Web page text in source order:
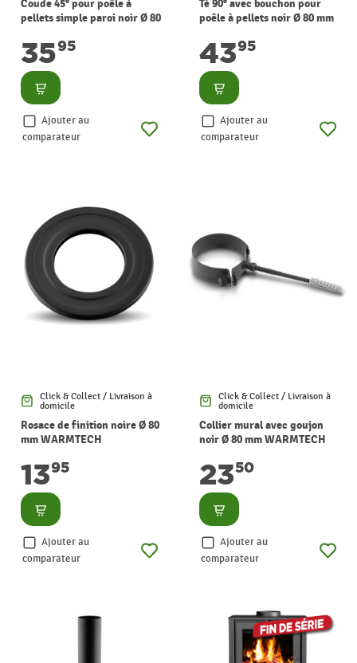
Coude 45° pour poêle à
pellets simple paroi noir Ø 80
3595
Consulter
Ajouter au
comparateur
Té 90° avec bouchon pour
poêle à pellets noir Ø 80 mm
4395
Consulter
Ajouter au
comparateur
Click & Collect / Livraison à
domicile
Rosace de finition noire Ø 80
mm WARMTECH
1395
Consulter
Ajouter au
comparateur
Click & Collect / Livraison à
domicile
Collier mural avec goujon
noir Ø 80 mm WARMTECH
2350
Consulter
Ajouter au
comparateur